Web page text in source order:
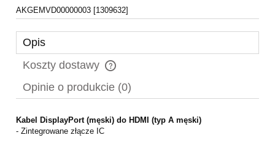
AKGEMVD00000003 [1309632]
Opis
Koszty dostawy
Cena nie zawiera ewentualnych kosztów płatności
Opinie o produkcie (0)
Kabel DisplayPort (męski) do HDMI (typ A męski)
- Zintegrowane złącze IC